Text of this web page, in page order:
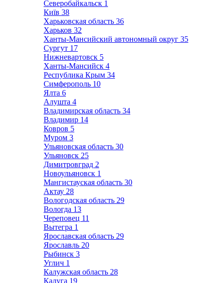
Северобайкальск 1
Київ 38
Харьковская область 36
Харьков 32
Ханты-Мансийский автономный округ 35
Сургут 17
Нижневартовск 5
Ханты-Мансийск 4
Республика Крым 34
Симферополь 10
Ялта 6
Алушта 4
Владимирская область 34
Владимир 14
Ковров 5
Муром 3
Ульяновская область 30
Ульяновск 25
Димитровград 2
Новоульяновск 1
Мангистауская область 30
Актау 28
Вологодская область 29
Вологда 13
Череповец 11
Вытегра 1
Ярославская область 29
Ярославль 20
Рыбинск 3
Углич 1
Калужская область 28
Калуга 19